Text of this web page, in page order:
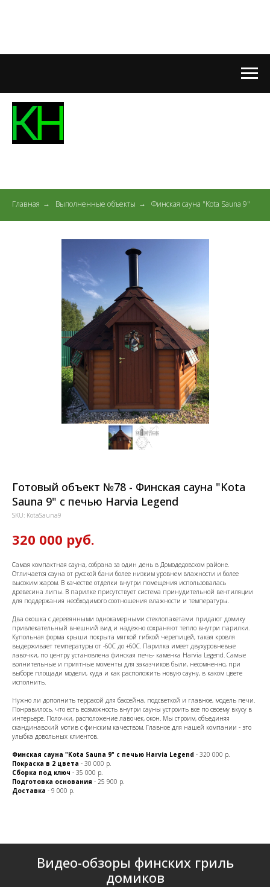
Главная → Выполненные объекты → Финская сауна "Kota Sauna 9"
Готовый объект №78 - Финская сауна "Kota
Sauna 9" с печью Harvia Legend
SKU: KotaSauna9
320 000 руб.
Самая компактная сауна, собрана за один день в Домодедовском районе.
Отличается сауна от русской бани более низким уровнем влажности и более
высоким жаром. В качестве отделки внутри помещения использовалась
древесина липы. В парилке присутствует система принудительной вентиляции
для поддержания необходимого соотношения влажности и температуры.
Два окошка с деревянными однокамерными стеклопакетами придают домику
привлекательный внешний вид и надежно сохраняют тепло внутри парилки.
Купольная форма крыши покрыта мягкой гибкой черепицей, такая кровля
выдерживает температуры от -60С до +60С. Парилка имеет двухуровневые
лавочки, по центру установлена финская печь- каменка Harvia Legend. Самые
волнительные и приятные моменты для заказчиков были, несомненно, при
выборе площади модели, куда и как расположить новую сауну, в каком цвете
исполнить.
Нужно ли дополнить террасой для бассейна, подсветкой и главное, модель печи.
Понравилось, что есть возможность внутри сауны устроить все по своему вкусу в
интерьере. Полочки, расположение лавочек, окон. Мы строим, объединяя
скандинавский мотив с финским качеством. Главное для нашей компании - это
улыбка довольных клиентов.
Финская сауна "Kota Sauna 9" с печью Harvia Legend - 320 000 р.
Покраска в 2 цвета - 30 000 р.
Сборка под ключ - 35 000 р.
Подготовка основания - 25 900 р.
Доставка - 9 000 р.
Видео-обзоры финских гриль
домиков